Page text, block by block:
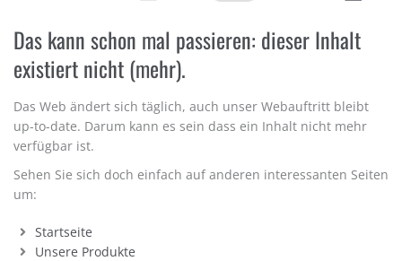
Das kann schon mal passieren: dieser Inhalt
existiert nicht (mehr).
Das Web ändert sich täglich, auch unser Webauftritt bleibt
up-to-date. Darum kann es sein dass ein Inhalt nicht mehr
verfügbar ist.
Sehen Sie sich doch einfach auf anderen interessanten Seiten
um:
Startseite
Unsere Produkte